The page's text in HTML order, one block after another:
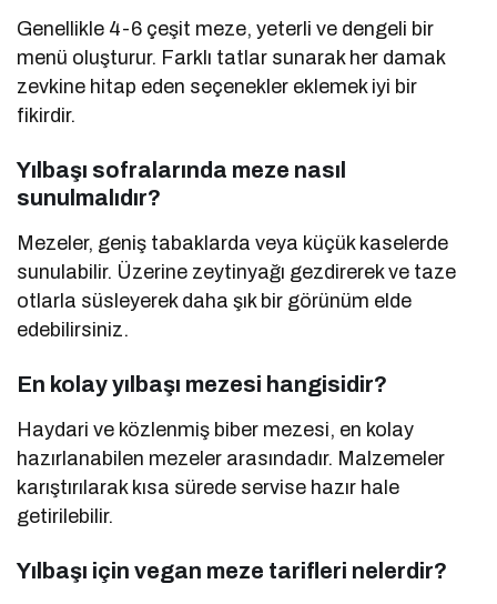
Genellikle 4-6 çeşit meze, yeterli ve dengeli bir
menü oluşturur. Farklı tatlar sunarak her damak
zevkine hitap eden seçenekler eklemek iyi bir
fikirdir.
Yılbaşı sofralarında meze nasıl
sunulmalıdır?
Mezeler, geniş tabaklarda veya küçük kaselerde
sunulabilir. Üzerine zeytinyağı gezdirerek ve taze
otlarla süsleyerek daha şık bir görünüm elde
edebilirsiniz.
En kolay yılbaşı mezesi hangisidir?
Haydari ve közlenmiş biber mezesi, en kolay
hazırlanabilen mezeler arasındadır. Malzemeler
karıştırılarak kısa sürede servise hazır hale
getirilebilir.
Yılbaşı için vegan meze tarifleri nelerdir?